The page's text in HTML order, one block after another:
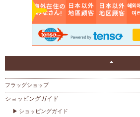
フラッグショップ
ショッピングガイド
ショッピングガイド